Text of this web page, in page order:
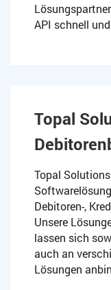
API schnell
Topal
Topal
Debitoren-,
Unsere
lassen sich
auch an
Lösungen